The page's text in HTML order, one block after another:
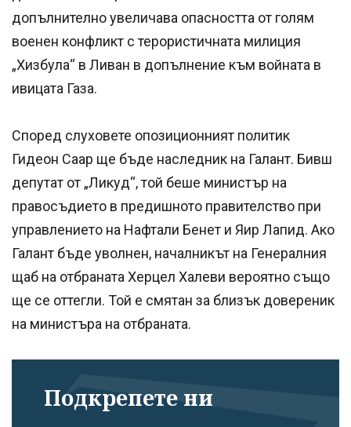
допълнително увеличава опасността от голям
военен конфликт с терористичната милиция
„Хизбула“ в Ливан в допълнение към войната в
ивицата Газа.
Според слуховете опозиционният политик
Гидеон Саар ще бъде наследник на Галант. Бивш
депутат от „Ликуд“, той беше министър на
правосъдието в предишното правителство при
управлението на Нафтали Бенет и Яир Лапид. Ако
Галант бъде уволнен, началникът на Генералния
щаб на отбраната Херцел Халеви вероятно също
ще се оттегли. Той е смятан за близък довереник
на министъра на отбраната.
Подкрепете ни